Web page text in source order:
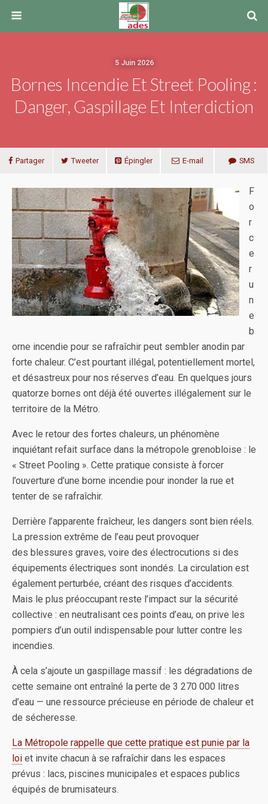
5 Juin 2026
Bornes Incendie Et Street Pooling :
Danger, Gaspillage Et Interdiction
Partager Tweeter Épingler E-mail SMS
F
o
r
c
e
r
u
n
e
b
orne incendie pour se rafraîchir peut sembler anodin par
forte chaleur. C’est pourtant illégal, potentiellement mortel,
et désastreux pour nos réserves d’eau. En quelques jours
quatorze bornes ont déjà été ouvertes illégalement sur le
territoire de la Métro.
Avec le retour des fortes chaleurs, un phénomène
inquiétant refait surface dans la métropole grenobloise : le
« Street Pooling ». Cette pratique consiste à forcer
l’ouverture d’une borne incendie pour inonder la rue et
tenter de se rafraîchir.
Derrière l’apparente fraîcheur, les dangers sont bien réels.
La pression extrême de l’eau peut provoquer
des blessures graves, voire des électrocutions si des
équipements électriques sont inondés. La circulation est
également perturbée, créant des risques d’accidents.
Mais le plus préoccupant reste l’impact sur la sécurité
collective : en neutralisant ces points d’eau, on prive les
pompiers d’un outil indispensable pour lutter contre les
incendies.
À cela s’ajoute un gaspillage massif : les dégradations de
cette semaine ont entraîné la perte de 3 270 000 litres
d’eau — une ressource précieuse en période de chaleur et
de sécheresse.
La Métropole rappelle que cette pratique est punie par la
loi et invite chacun à se rafraîchir dans les espaces
prévus : lacs, piscines municipales et espaces publics
équipés de brumisateurs.